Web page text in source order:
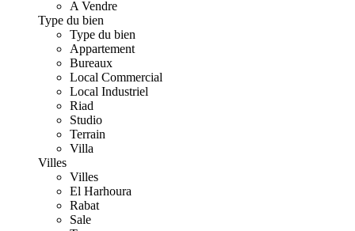
A Vendre
Type du bien
Type du bien
Appartement
Bureaux
Local Commercial
Local Industriel
Riad
Studio
Terrain
Villa
Villes
Villes
El Harhoura
Rabat
Sale